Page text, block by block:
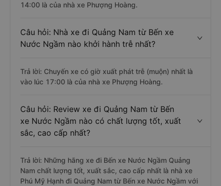
14:00 là của nhà xe Phượng Hoàng.
Câu hỏi: Nhà xe đi Quảng Nam từ Bến xe
Nước Ngầm nào khởi hành trễ nhất?
Trả lời: Chuyến xe có giờ xuất phát trễ (muộn) nhất là
vào lúc 17:00 là của nhà xe Phượng Hoàng.
Câu hỏi: Review xe đi Quảng Nam từ Bến
xe Nước Ngầm nào có chất lượng tốt, xuất
sắc, cao cấp nhất?
Trả lời: Những hãng xe đi Bến xe Nước Ngầm Quảng
Nam chất lượng tốt, xuất sắc, cao cấp nhất là nhà xe
Phú Mỹ Hạnh đi Quảng Nam từ Bến xe Nước Ngầm với